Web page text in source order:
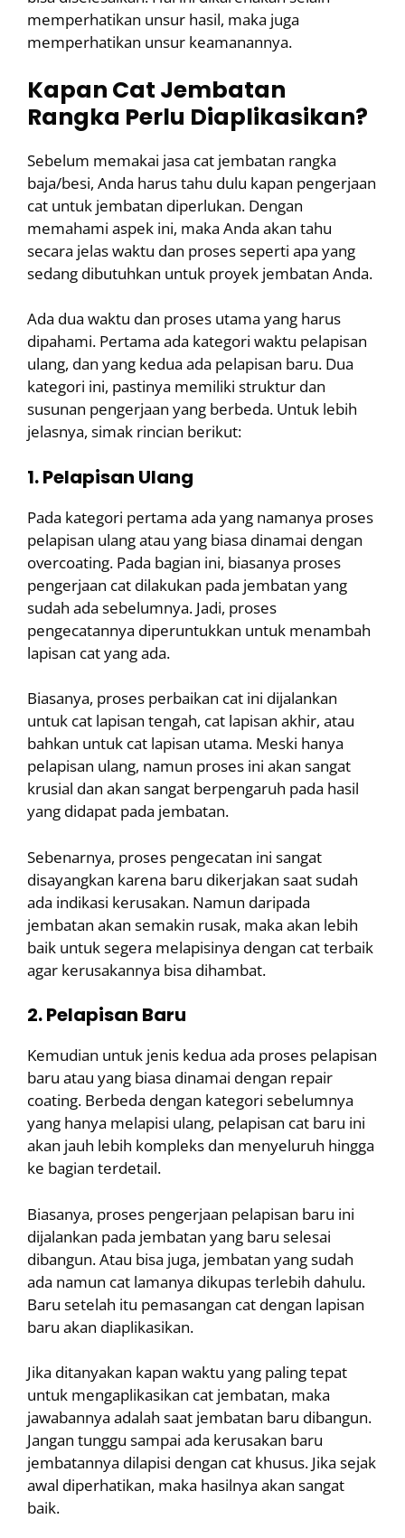
memperhatikan unsur hasil, maka juga
memperhatikan unsur keamanannya.
Kapan Cat Jembatan
Rangka Perlu Diaplikasikan?
Sebelum memakai jasa cat jembatan rangka
baja/besi, Anda harus tahu dulu kapan pengerjaan
cat untuk jembatan diperlukan. Dengan
memahami aspek ini, maka Anda akan tahu
secara jelas waktu dan proses seperti apa yang
sedang dibutuhkan untuk proyek jembatan Anda.
Ada dua waktu dan proses utama yang harus
dipahami. Pertama ada kategori waktu pelapisan
ulang, dan yang kedua ada pelapisan baru. Dua
kategori ini, pastinya memiliki struktur dan
susunan pengerjaan yang berbeda. Untuk lebih
jelasnya, simak rincian berikut:
1. Pelapisan Ulang
Pada kategori pertama ada yang namanya proses
pelapisan ulang atau yang biasa dinamai dengan
overcoating. Pada bagian ini, biasanya proses
pengerjaan cat dilakukan pada jembatan yang
sudah ada sebelumnya. Jadi, proses
pengecatannya diperuntukkan untuk menambah
lapisan cat yang ada.
Biasanya, proses perbaikan cat ini dijalankan
untuk cat lapisan tengah, cat lapisan akhir, atau
bahkan untuk cat lapisan utama. Meski hanya
pelapisan ulang, namun proses ini akan sangat
krusial dan akan sangat berpengaruh pada hasil
yang didapat pada jembatan.
Sebenarnya, proses pengecatan ini sangat
disayangkan karena baru dikerjakan saat sudah
ada indikasi kerusakan. Namun daripada
jembatan akan semakin rusak, maka akan lebih
baik untuk segera melapisinya dengan cat terbaik
agar kerusakannya bisa dihambat.
2. Pelapisan Baru
Kemudian untuk jenis kedua ada proses pelapisan
baru atau yang biasa dinamai dengan repair
coating. Berbeda dengan kategori sebelumnya
yang hanya melapisi ulang, pelapisan cat baru ini
akan jauh lebih kompleks dan menyeluruh hingga
ke bagian terdetail.
Biasanya, proses pengerjaan pelapisan baru ini
dijalankan pada jembatan yang baru selesai
dibangun. Atau bisa juga, jembatan yang sudah
ada namun cat lamanya dikupas terlebih dahulu.
Baru setelah itu pemasangan cat dengan lapisan
baru akan diaplikasikan.
Jika ditanyakan kapan waktu yang paling tepat
untuk mengaplikasikan cat jembatan, maka
jawabannya adalah saat jembatan baru dibangun.
Jangan tunggu sampai ada kerusakan baru
jembatannya dilapisi dengan cat khusus. Jika sejak
awal diperhatikan, maka hasilnya akan sangat
baik.